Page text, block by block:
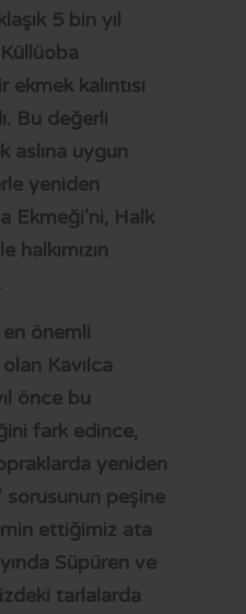
5 bin yıl
ekmek kalıntısı
Bu değerli
aslına uygun
yeniden
Ekmeği’ni, Halk
halkımızın
önemli
Kavılca
önce bu
fark edince,
yeniden
peşine
ettiğimiz ata
Süpüren ve
tarlalarda